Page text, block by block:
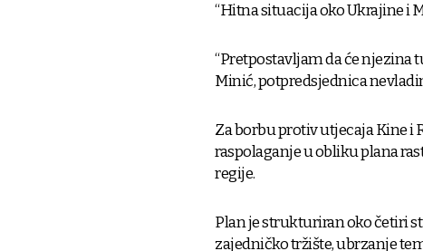
“Hitna situacija oko Ukrajine i
“Pretpostavljam da će njezina
Minić, potpredsjednica
Za borbu protiv utjecaja Kine i
raspolaganje u obliku plana
regije.
Plan je strukturiran oko četiri
zajedničko tržište, ubrzanje